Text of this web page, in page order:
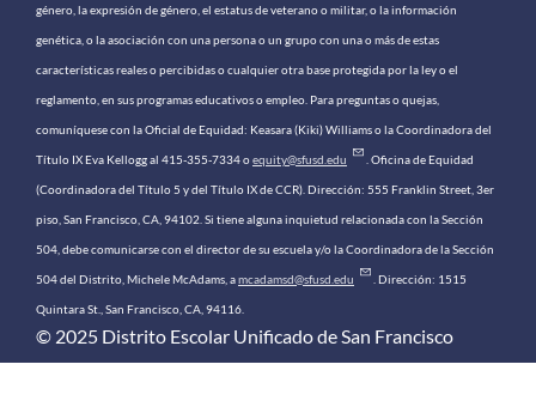
género, la expresión de género, el estatus de veterano o militar, o la información
genética, o la asociación con una persona o un grupo con una o más de estas
características reales o percibidas o cualquier otra base protegida por la ley o el
reglamento, en sus programas educativos o empleo. Para preguntas o quejas,
comuníquese con la Oficial de Equidad: Keasara (Kiki) Williams o la Coordinadora del
Título IX Eva Kellogg al 415-355-7334 oequity@sfusd.edu . Oficina de Equidad
(Coordinadora del Título 5 y del Título IX de CCR). Dirección: 555 Franklin Street, 3er
piso, San Francisco, CA, 94102. Si tiene alguna inquietud relacionada con la Sección
504, debe comunicarse con el director de su escuela y/o la Coordinadora de la Sección
504 del Distrito, Michele McAdams, amcadamsd@sfusd.edu . Dirección: 1515
Quintara St., San Francisco, CA, 94116.
© 2025 Distrito Escolar Unificado de San Francisco